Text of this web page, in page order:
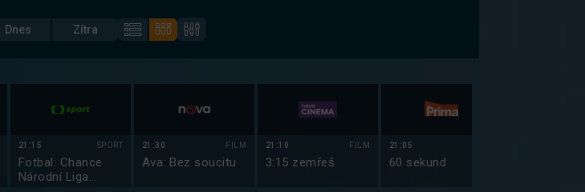
Dnes Zítra
21:15 SPORT
Fotbal: Chance
Národní Liga
21:30 FILM
Ava: Bez soucitu
21:10 FILM
3:15 zemřeš
21:05
60 sekund